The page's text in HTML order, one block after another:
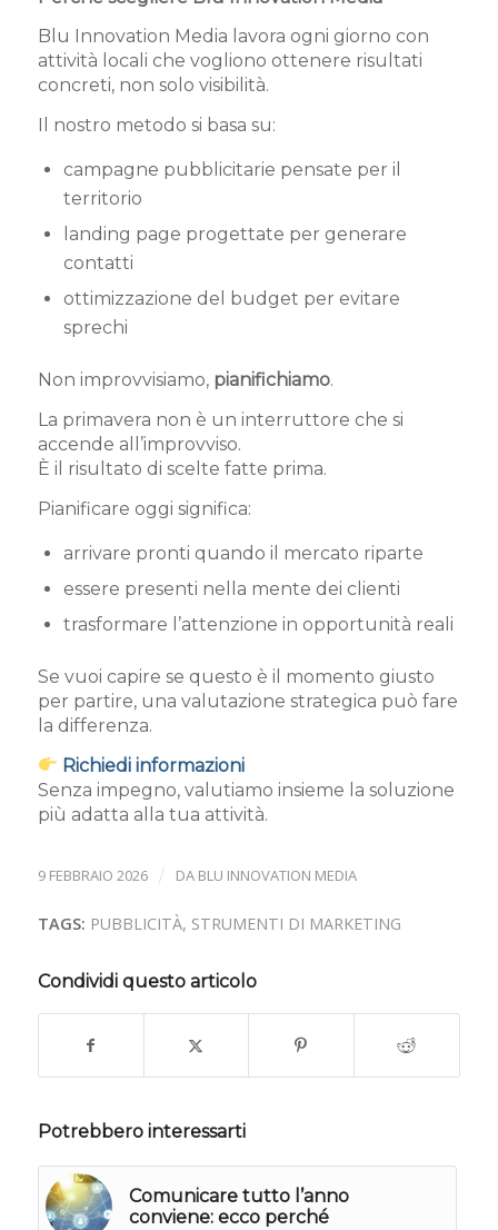
Blu Innovation Media lavora ogni giorno con
attività locali che vogliono ottenere risultati
concreti, non solo visibilità.
Il nostro metodo si basa su:
campagne pubblicitarie pensate per il
territorio
landing page progettate per generare
contatti
ottimizzazione del budget per evitare
sprechi
Non improvvisiamo, pianifichiamo.
La primavera non è un interruttore che si
accende all’improvviso.
È il risultato di scelte fatte prima.
Pianificare oggi significa:
arrivare pronti quando il mercato riparte
essere presenti nella mente dei clienti
trasformare l’attenzione in opportunità reali
Se vuoi capire se questo è il momento giusto
per partire, una valutazione strategica può fare
la differenza.
Richiedi informazioni
Senza impegno, valutiamo insieme la soluzione
più adatta alla tua attività.
9 FEBBRAIO 2026 / DA BLU INNOVATION MEDIA
TAGS: PUBBLICITÀ, STRUMENTI DI MARKETING
Condividi questo articolo
Potrebbero interessarti
Comunicare tutto l’anno
conviene: ecco perché